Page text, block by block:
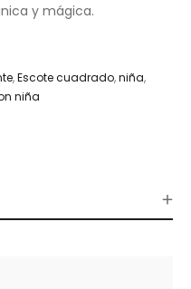
y mágica.
,Escote cuadrado,niña,
niña